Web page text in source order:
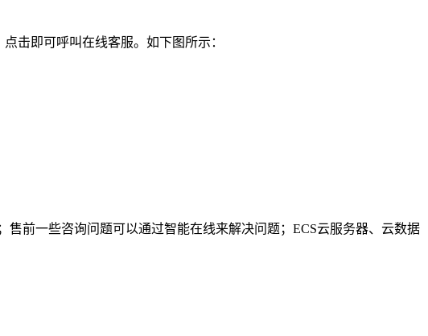
击即可呼叫在线客服。如下图所示：
前一些咨询问题可以通过智能在线来解决问题；ECS云服务器、云数据